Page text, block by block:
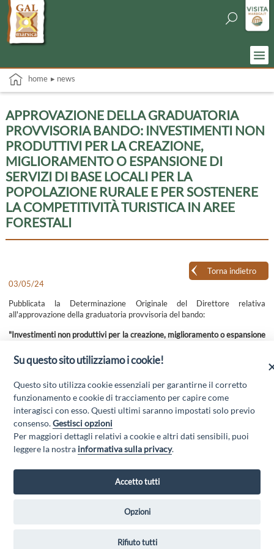
home ▸ news
APPROVAZIONE DELLA GRADUATORIA
PROVVISORIA BANDO: INVESTIMENTI NON
PRODUTTIVI PER LA CREAZIONE,
MIGLIORAMENTO O ESPANSIONE DI
SERVIZI DI BASE LOCALI PER LA
POPOLAZIONE RURALE E PER SOSTENERE
LA COMPETITIVITÀ TURISTICA IN AREE
FORESTALI
Torna indietro
03/05/24
Pubblicata la Determinazione Originale del Direttore relativa
all'approvazione della graduatoria provvisoria del bando:
"Investimenti non produttivi per la creazione, miglioramento o espansione
competitività turistica in aree forestali".
Per tutte le informazioni e per scaricare l'allegato entrare nella sezione
AVVISI E BANDI/ESITI del presente sito web.
Privacy Policy|
Su questo sito utilizziamo i cookie!
Questo sito utilizza cookie essenziali per garantirne il corretto
funzionamento e cookie di tracciamento per capire come
interagisci con esso. Questi ultimi saranno impostati solo previo
consenso.Gestisci opzioni
Per maggiori dettagli relativi a cookie e altri dati sensibili, puoi
leggere la nostra informativa sulla privacy.
Accetto tutti
Opzioni
Rifiuto tutti